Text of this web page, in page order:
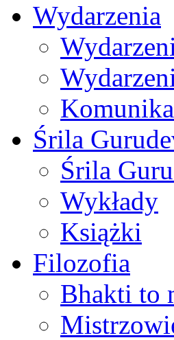
Wydarzenia
Śrila
Śrila
Wykłady
Książki
Filozofia
Bhakti to